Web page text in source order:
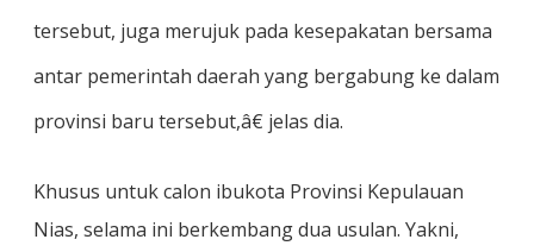
tersebut, juga merujuk pada kesepakatan bersama
antar pemerintah daerah yang bergabung ke dalam
provinsi baru tersebut,â€ jelas dia.
Khusus untuk calon ibukota Provinsi Kepulauan
Nias, selama ini berkembang dua usulan. Yakni,